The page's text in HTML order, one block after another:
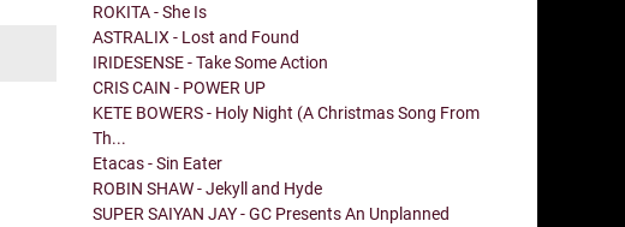
ROKITA - She Is
ASTRALIX - Lost and Found
IRIDESENSE - Take Some Action
CRIS CAIN - POWER UP
KETE BOWERS - Holy Night (A Christmas Song From
Th...
Etacas - Sin Eater
ROBIN SHAW - Jekyll and Hyde
SUPER SAIYAN JAY - GC Presents An Unplanned